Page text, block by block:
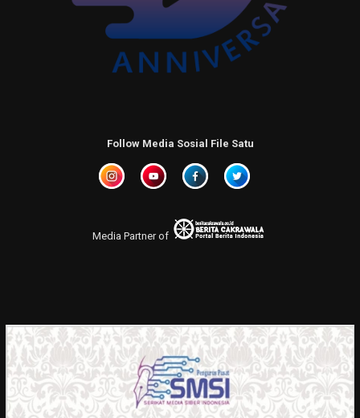
Follow Media Sosial File Satu
Media Partner of